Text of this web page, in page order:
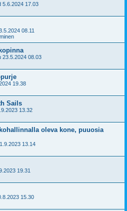
5.6.2024 17.03
08.11
23.5.2024 08.03
19.38
Sails
13.32
oleva kone, puuosia
13.14
19.31
15.30